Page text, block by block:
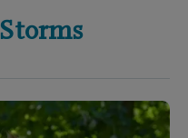
Storms